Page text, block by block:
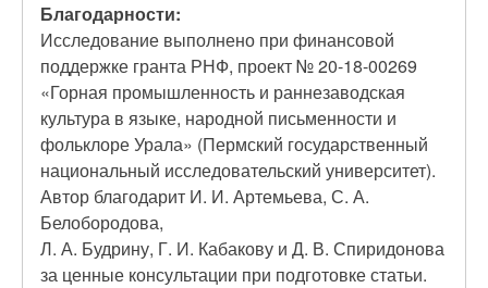
Благодарности:
Исследование выполнено при финансовой
поддержке гранта РНФ, проект № 20-18-00269
«Горная промышленность и раннезаводская
культура в языке, народной письменности и
фольклоре Урала» (Пермский государственный
национальный исследовательский университет).
Автор благодарит И. И. Артемьева, С. А.
Белобородова,
Л. А. Будрину, Г. И. Кабакову и Д. В. Спиридонова
за ценные консультации при подготовке статьи.